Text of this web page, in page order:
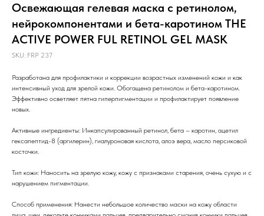
Освежающая гелевая маска с ретинолом,
нейрокомпонентами и бета-каротином THE
ACTIVE POWER FUL RETINOL GEL MASK
SKU: FRР 237
Разработана для профилактики и коррекции возрастных изменений кожи и как
интенсивный уход для зрелой кожи. Обогащена ретинолом и бета-каротином.
Эффективно осветляет пятна гиперпигментации и профилактирует появление
новых.
Активные ингредиенты: Инкапсулированный ретинол, бета – каротин, ацетил
гексапептид-8 (аргилерин), гиалуроновая кислота, алоэ вера, масло персиковой
косточки.
Тип кожи: Наносить на зрелую кожу, кожу с признаками старения, очень сухую и с
нарушением пигментации.
Способ применения: Нанести небольшое количество маски на кожу области